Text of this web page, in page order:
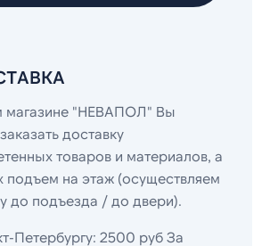
магазине "НЕВАПОЛ" Вы
доставку
товаров и материалов, а
подъем на этаж (осуществляем
до подъезда / до двери).
Петербургу: 2500 руб За